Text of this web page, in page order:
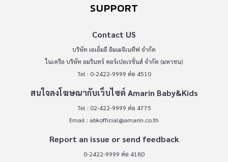
SUPPORT
Contact US
บริษัท เอเอ็มอี อิมเมจิเนทีฟ จำกัด
ในเครือ บริษัท อมรินทร์ คอร์เปอเรชั่นส์ จำกัด (มหาชน)
Tel : 0-2422-9999 ต่อ 4510
สนใจลงโฆษณากับเว็บไซต์ Amarin Baby&Kids
Tel : 02-422-9999 ต่อ 4775
Email : abkofficial@amarin.co.th
Report an issue or send feedback
0-2422-9999 ต่อ 4180